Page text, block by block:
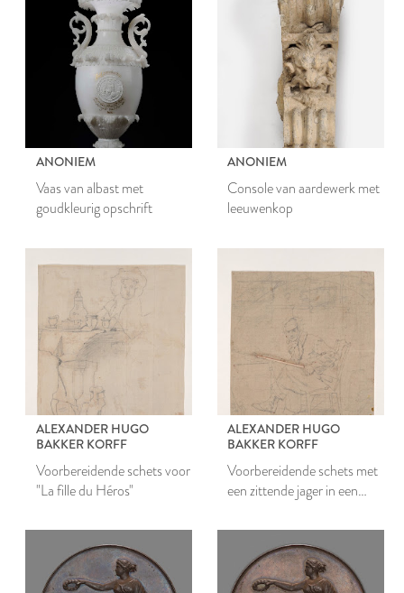
ANONIEM
Vaas van albast met
goudkleurig opschrift
ANONIEM
Console van aardewerk met
leeuwenkop
ALEXANDER HUGO
BAKKER KORFF
Voorbereidende schets voor
"La fille du Héros"
ALEXANDER HUGO
BAKKER KORFF
Voorbereidende schets met
een zittende jager in een